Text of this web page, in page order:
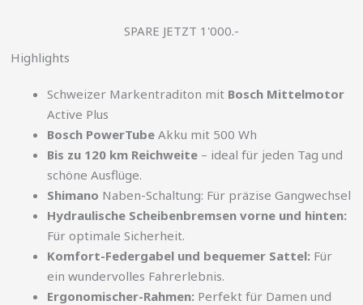
SPARE JETZT 1'000.-
Highlights
Schweizer Markentraditon mit Bosch Mittelmotor
Active Plus
Bosch PowerTube Akku mit 500 Wh
Bis zu 120 km Reichweite – ideal für jeden Tag und
schöne Ausflüge.
Shimano Naben-Schaltung: Für präzise Gangwechsel
Hydraulische Scheibenbremsen vorne und hinten:
Für optimale Sicherheit.
Komfort-Federgabel und bequemer Sattel: Für
ein wundervolles Fahrerlebnis.
Ergonomischer-Rahmen: Perfekt für Damen und